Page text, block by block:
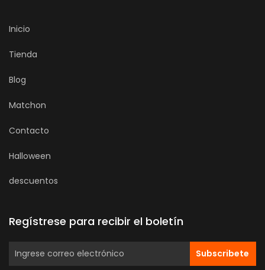
Inicio
Tienda
Blog
Matchon
Contacto
Halloween
descuentos
Regístrese para recibir el boletín
Subscribete